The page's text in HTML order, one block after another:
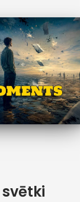
svētki